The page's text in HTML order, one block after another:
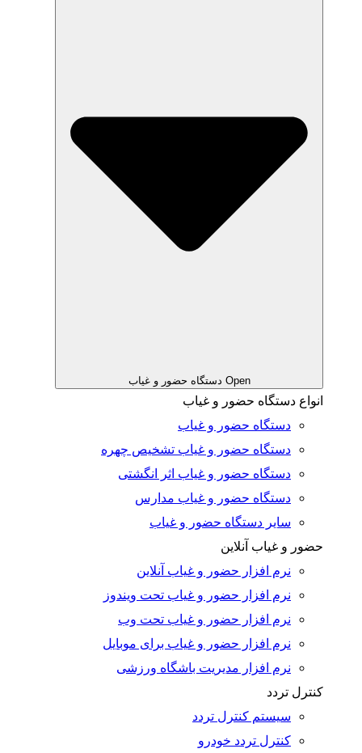
Open دستگاه حضور و غیاب
انواع دستگاه حضور و غیاب
دستگاه حضور و غیاب
دستگاه حضور و غیاب تشخیص چهره
دستگاه حضور و غیاب اثر انگشتی
دستگاه حضور و غیاب مدارس
سایر دستگاه حضور و غیاب
حضور و غیاب آنلاین
نرم افزار حضور و غیاب آنلاین
نرم افزار حضور و غیاب تحت ویندوز
نرم افزار حضور و غیاب تحت وب
نرم افزار حضور و غیاب برای موبایل
نرم افزار مدیریت باشگاه ورزشی
کنترل تردد
سیستم کنترل تردد
کنترل تردد خودرو